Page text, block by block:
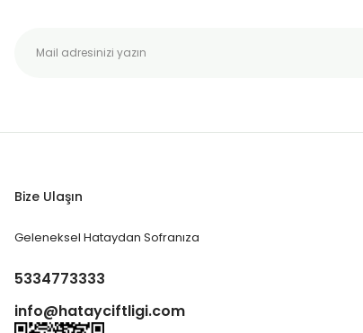
Bize Ulaşın
Geleneksel Hataydan Sofranıza
5334773333
info@hatayciftligi.com